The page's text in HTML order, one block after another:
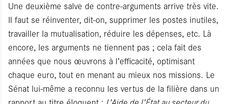
Une deuxième salve de contre-arguments arrive très vite.
Il faut se réinventer, dit-on, supprimer les postes inutiles,
travailler la mutualisation, réduire les dépenses, etc. Là
encore, les arguments ne tiennent pas ; cela fait des
années que nous œuvrons à l’efficacité, optimisant
chaque euro, tout en menant au mieux nos missions. Le
Sénat lui-même a reconnu les vertus de la filière dans un